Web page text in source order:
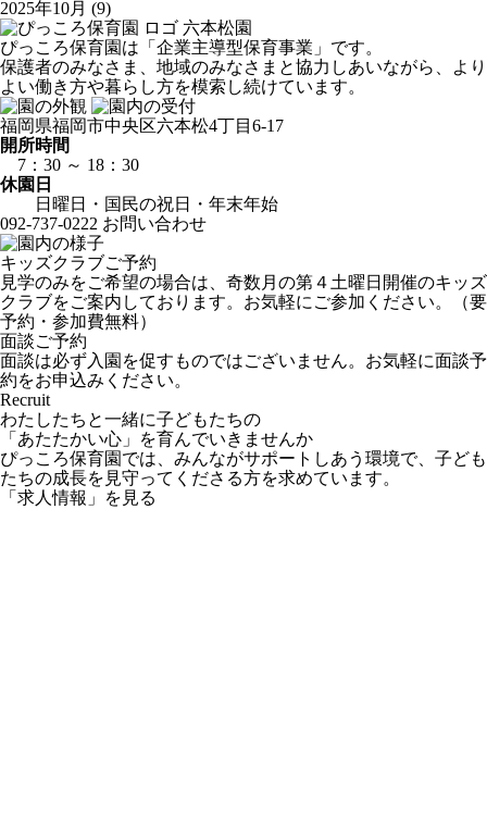
2025年10月 (9)
六本松園
ぴっころ保育園は「企業主導型保育事業」です。
保護者のみなさま、地域のみなさまと協力しあいながら、より
よい働き方や暮らし方を模索し続けています。
福岡県福岡市中央区六本松4丁目6-17
開所時間
7：30 ～ 18：30
休園日
日曜日・国民の祝日・年末年始
092-737-0222 お問い合わせ
キッズクラブご予約
見学のみをご希望の場合は、奇数月の第４土曜日開催のキッズ
クラブをご案内しております。お気軽にご参加ください。（要
予約・参加費無料）
面談ご予約
面談は必ず入園を促すものではございません。お気軽に面談予
約をお申込みください。
Recruit
わたしたちと一緒に子どもたちの
「あたたかい心」を育んでいきませんか
ぴっころ保育園では、みんながサポートしあう環境で、子ども
たちの成長を見守ってくださる方を求めています。
「求人情報」を見る